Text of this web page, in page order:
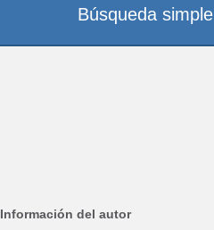
Información del autor
Búsqueda simple